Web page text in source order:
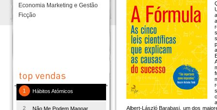
Economia Marketing e Gestão
Ficção
1 Hábitos Atómicos
2 Não Me Podem Magoar
Albert-László Barabasi, um dos